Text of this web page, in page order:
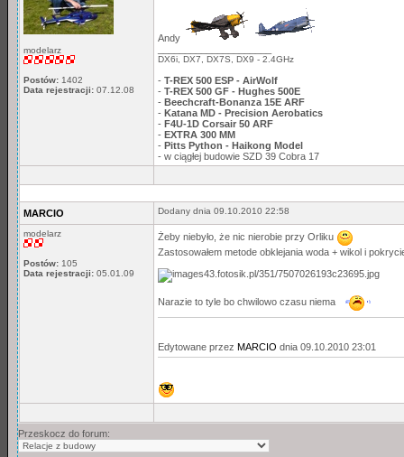
modelarz
Postów: 1402
Data rejestracji: 07.12.08
Andy
DX6i, DX7, DX7S, DX9 - 2.4GHz
- T-REX 500 ESP - AirWolf
- T-REX 500 GF - Hughes 500E
- Beechcraft-Bonanza 15E ARF
- Katana MD - Precision Aerobatics
- F4U-1D Corsair 50 ARF
- EXTRA 300 MM
- Pitts Python - Haikong Model
- w ciągłej budowie SZD 39 Cobra 17
MARCIO Dodany dnia 09.10.2010 22:58
modelarz
Postów: 105
Data rejestracji: 05.01.09
Żeby niebyło, że nic nierobie przy Orliku
Zastosowałem metode obklejania woda + wikol i
Narazie to tyle bo chwilowo czasu niema
Edytowane przez MARCIO dnia 09.10.2010 23:01
Przeskocz do forum: